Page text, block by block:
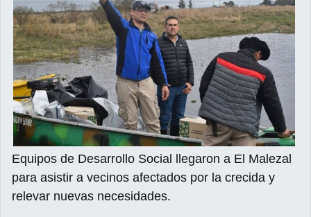
Equipos de Desarrollo Social llegaron a El Malezal
para asistir a vecinos afectados por la crecida y
relevar nuevas necesidades.